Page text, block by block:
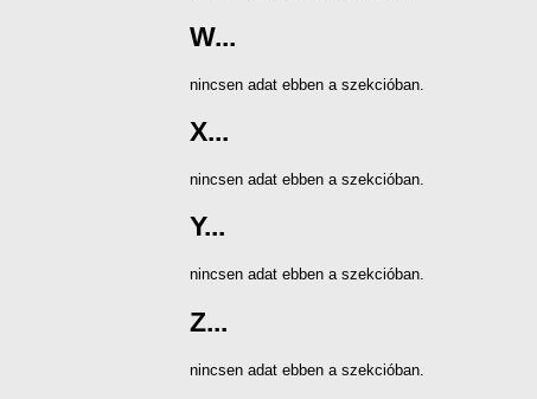
W...
nincsen adat ebben a szekcióban.
X...
nincsen adat ebben a szekcióban.
Y...
nincsen adat ebben a szekcióban.
Z...
nincsen adat ebben a szekcióban.